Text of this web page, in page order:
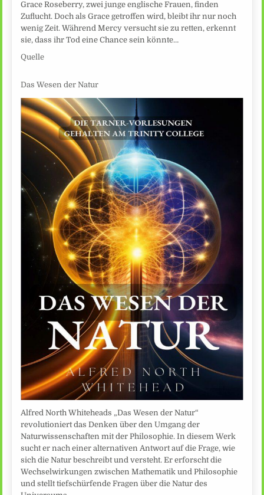
Grace Roseberry, zwei junge englische Frauen, finden
Zuflucht. Doch als Grace getroffen wird, bleibt ihr nur noch
wenig Zeit. Während Mercy versucht sie zu retten, erkennt
sie, dass ihr Tod eine Chance sein könnte…
Quelle
Das Wesen der Natur
Alfred North Whiteheads „Das Wesen der Natur“
revolutioniert das Denken über den Umgang der
Naturwissenschaften mit der Philosophie. In diesem Werk
sucht er nach einer alternativen Antwort auf die Frage, wie
sich die Natur beschreibt und versteht. Er erforscht die
Wechselwirkungen zwischen Mathematik und Philosophie
und stellt tiefschürfende Fragen über die Natur des